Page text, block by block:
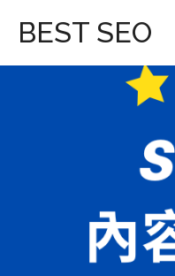
要
BEST SEO